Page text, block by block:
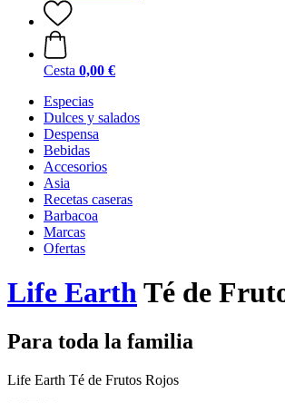
Cesta 0,00 €
Especias
Dulces y salados
Despensa
Bebidas
Accesorios
Asia
Recetas caseras
Barbacoa
Marcas
Ofertas
Life EarthTé de
Para toda la familia
Life Earth Té de Frutos Rojos